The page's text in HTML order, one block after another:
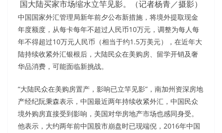
国大陆买家市场缩水立竿见影。（记者杨青／摄影）
中国国家外汇管理局新年前夕公布新措施，将境外提取现金
年度额度，从每卡每年不超过人民币10万元，调整为每人每
年不得超过10万元人民币（相当于约1.5万美元），在近年大
陆持续收紧外汇银根后，大陆民众在美购房、留学开销及奢
华品消费，可能面临新挑战。
“大陆民众在美购房置产，影响已立竿见影”，南加州资深房地
产经纪阮秉森表示，中国最近两年持续收紧外汇，中国民众
境外购房直接受到影响，美国对华房地产市场也感同身受。
他表示，大约两年前中国股市崩盘时已现端倪，2016年中国